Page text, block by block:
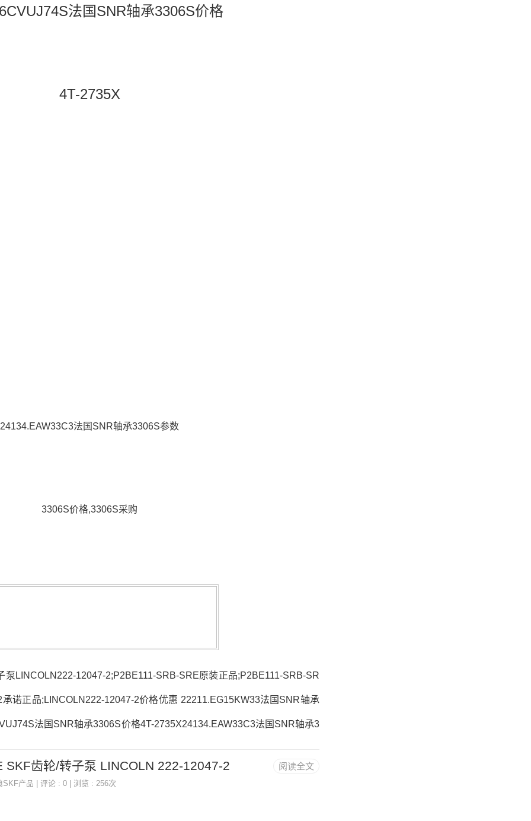
法国SNR轴承3306S价格
4T-2735X
24134.EAW33C3法国SNR轴承3306S参数
3306S价格,3306S采购
泵LINCOLN222-12047-2;P2BE111-SRB-SRE原装正品;P2BE111-SRB-SR
诺正品;LINCOLN222-12047-2价格优惠 22211.EG15KW33法国SNR轴承
法国SNR轴承3306S价格4T-2735X24134.EAW33C3法国SNR轴承3
阅读全文
SKF齿轮/转子泵 LINCOLN 222-12047-2
SKF产品 | 评论 : 0 | 浏览 : 256次